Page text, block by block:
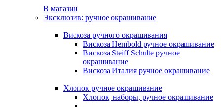
В магазин
Эксклюзив: ручное окрашивание
Вискоза ручного окрашивания
Вискоза Hembold ручное окрашивание
Вискоза Steiff Schulte ручное
окрашивание
Вискоза Италия ручное окрашивание
Хлопок ручное окрашивание
Хлопок, наборы, ручное окрашивание